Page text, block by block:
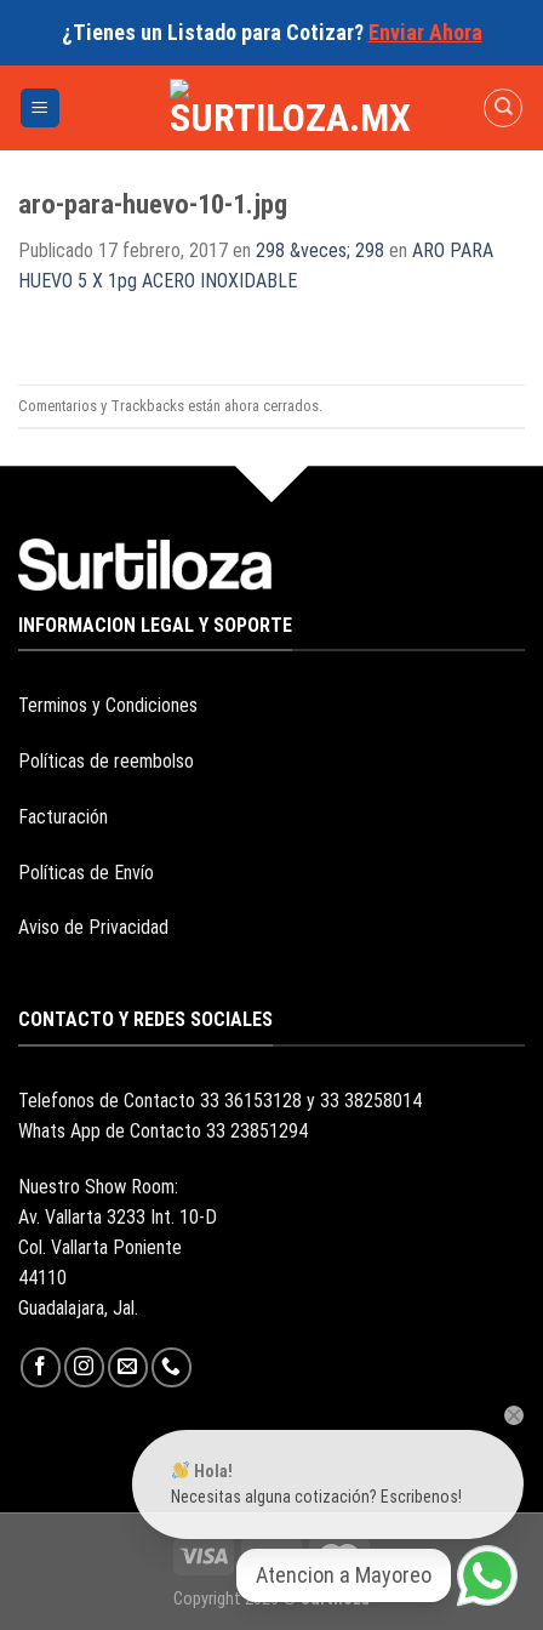
¿Tienes un Listado para Cotizar? Enviar Ahora
aro-para-huevo-10-1.jpg
Publicado 17 febrero, 2017 en 298 &veces; 298 en ARO PARA
HUEVO 5 X 1pg ACERO INOXIDABLE
Comentarios y Trackbacks están ahora cerrados.
INFORMACION LEGAL Y SOPORTE
Terminos y Condiciones
Políticas de reembolso
Facturación
Políticas de Envío
Aviso de Privacidad
CONTACTO Y REDES SOCIALES
Telefonos de Contacto 33 36153128 y 33 38258014
Whats App de Contacto 33 23851294
Nuestro Show Room:
Av. Vallarta 3233 Int. 10-D
Col. Vallarta Poniente
44110
Guadalajara, Jal.
Copyright 2026 ©Surtiloza
Hola!
Necesitas alguna cotización? Escribenos!
Atencion a Mayoreo